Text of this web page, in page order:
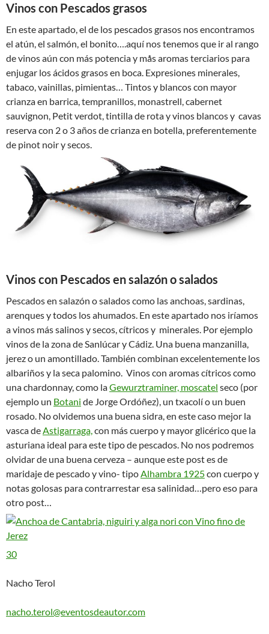
Vinos con Pescados grasos
En este apartado, el de los pescados grasos nos encontramos
el atún, el salmón, el bonito….aquí nos tenemos que ir al rango
de vinos aún con más potencia y mås aromas terciarios para
enjugar los ácidos grasos en boca. Expresiones minerales,
tabaco, vainillas, pimientas… Tintos y blancos con mayor
crianza en barrica, tempranillos, monastrell, cabernet
sauvignon, Petit verdot, tintilla de rota y vinos blancos y cavas
reserva con 2 o 3 años de crianza en botella, preferentemente
de pinot noir y secos.
Vinos con Pescados en salazón o salados
Pescados en salazón o salados como las anchoas, sardinas,
arenques y todos los ahumados. En este apartado nos iríamos
a vinos más salinos y secos, cítricos y minerales. Por ejemplo
vinos de la zona de Sanlúcar y Cádiz. Una buena manzanilla,
jerez o un amontillado. También combinan excelentemente los
albariños y la seca palomino. Vinos con aromas cítricos como
una chardonnay, como laGewurztraminer, moscatel seco (por
ejemplo un Botani de Jorge Ordóñez), un txacolí o un buen
rosado. No olvidemos una buena sidra, en este caso mejor la
vasca deAstigarraga,con más cuerpo y mayor glicérico que la
asturiana ideal para este tipo de pescados. No nos podremos
olvidar de una buena cerveza – aunque este post es de
maridaje de pescado y vino- tipoAlhambra 1925con cuerpo y
notas golosas para contrarrestar esa salinidad…pero eso para
otro post…
30
Nacho Terol
nacho.terol@eventosdeautor.com